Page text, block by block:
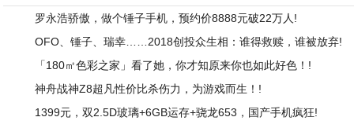
罗永浩骄傲，做个锤子手机，预约价8888元破22万人!
OFO、锤子、瑞幸……2018创投众生相：谁得救赎，谁被放弃!
「180㎡色彩之家」看了她，你才知原来你也如此好色！!
神舟战神Z8超凡性价比杀伤力，为游戏而生！!
1399元，双2.5D玻璃+6GB运存+骁龙653，国产手机疯狂!